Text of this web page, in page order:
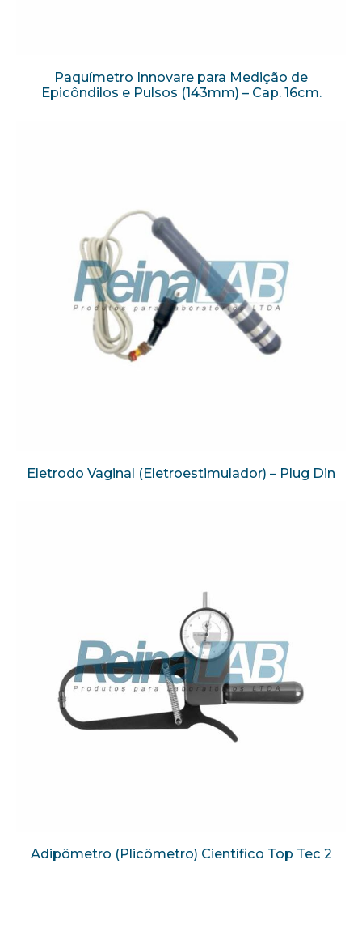
Paquímetro Innovare para Medição de
Epicôndilos e Pulsos (143mm) – Cap. 16cm.
Eletrodo Vaginal (Eletroestimulador) – Plug Din
Adipômetro (Plicômetro) Científico Top Tec 2